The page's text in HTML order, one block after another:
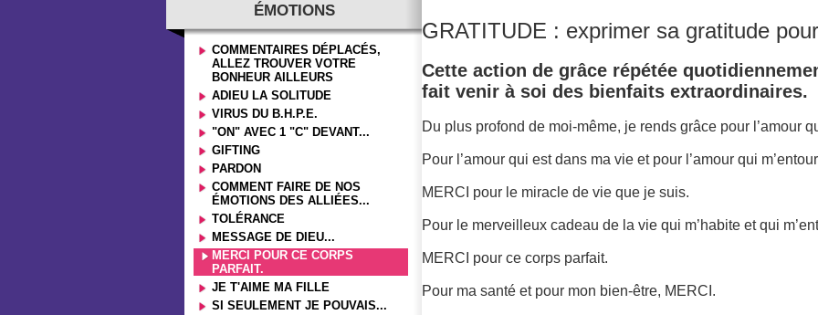
ÉMOTIONS
COMMENTAIRES DÉPLACÉS,
ALLEZ TROUVER VOTRE
BONHEUR AILLEURS
ADIEU LA SOLITUDE
VIRUS DU B.H.P.E.
"ON" AVEC 1 "C" DEVANT...
GIFTING
PARDON
COMMENT FAIRE DE NOS
ÉMOTIONS DES ALLIÉES...
TOLÉRANCE
MESSAGE DE DIEU...
MERCI POUR CE CORPS
PARFAIT.
JE T'AIME MA FILLE
SI SEULEMENT JE POUVAIS...
GRATITUDE : exprimer sa gratitude
Cette action de grâce répétée
fait venir à soi des bienfaits extraordinaires.
Du plus profond de moi-même, je rends grâce pour l’amour
Pour l’amour qui est dans ma vie et pour l’amour qui
MERCI pour le miracle de vie que je suis.
Pour le merveilleux cadeau de la vie qui m’habite et qui
MERCI pour ce corps parfait.
Pour ma santé et pour mon bien-être, MERCI.